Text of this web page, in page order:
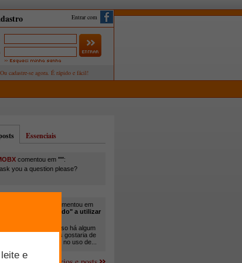
Entrar com
Essenciais
comentou em "":
you a question please?
comentou em
está sendo "obrigado" a utilizar
propriedade, já uso há algum
cana com ureia, mas gostaria de
aprofundamento no uso de...